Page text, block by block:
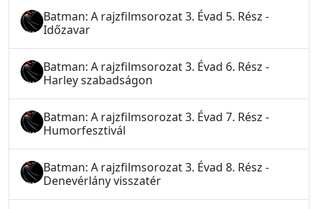
Batman: A rajzfilmsorozat 3. Évad 5. Rész -
Időzavar
Batman: A rajzfilmsorozat 3. Évad 6. Rész -
Harley szabadságon
Batman: A rajzfilmsorozat 3. Évad 7. Rész -
Humorfesztivál
Batman: A rajzfilmsorozat 3. Évad 8. Rész -
Denevérlány visszatér